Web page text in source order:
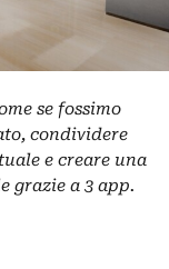
se fossimo
condividere
e creare una
grazie a 3 app.